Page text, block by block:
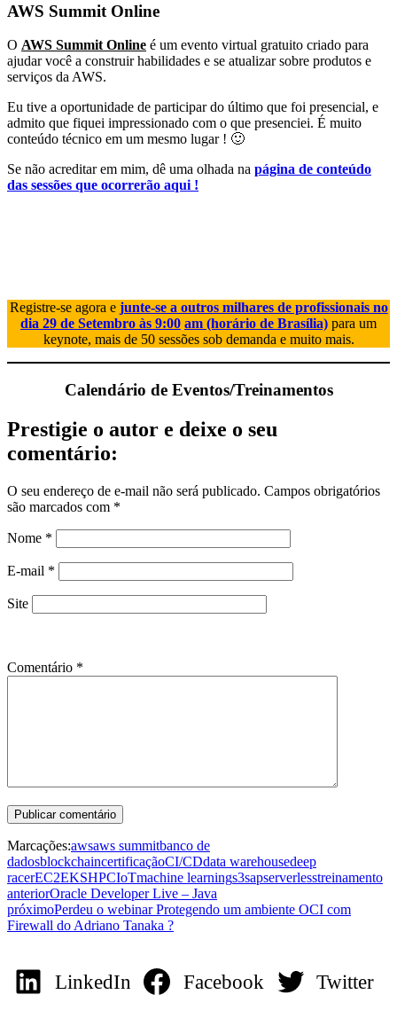
AWS Summit Online
O AWS Summit Online é um evento virtual gratuito criado para
ajudar você a construir habilidades e se atualizar sobre produtos e
serviços da AWS.
Eu tive a oportunidade de participar do último que foi presencial, e
admito que fiquei impressionado com o que presenciei. É muito
conteúdo técnico em um mesmo lugar ! 🙂
Se não acreditar em mim, dê uma olhada na página de conteúdo
das sessões que ocorrerão aqui !
Registre-se agora e junte-se a outros milhares de profissionais no
dia 29 de Setembro às 9:00 am (horário de Brasília) para um
keynote, mais de 50 sessões sob demanda e muito mais.
Calendário de Eventos/Treinamentos
Prestigie o autor e deixe o seu
comentário:
O seu endereço de e-mail não será publicado. Campos obrigatórios
são marcados com *
Nome *
E-mail *
Site
Comentário *
Marcações:awsaws summitbanco de
dadosblockchaincertificaçãoCI/CDdata warehousedeep
racerEC2EKSHPCIoTmachine learnings3sapserverlesstreinamento
anteriorOracle Developer Live – Java
próximoPerdeu o webinar Protegendo um ambiente OCI com
Firewall do Adriano Tanaka ?
LinkedIn Facebook Twitter